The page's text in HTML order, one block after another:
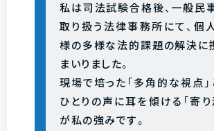
私は司法試験合格後、一般民
取り扱う法律事務所にて、個
様の多様な法的課題の解決に
まいりました。
現場で培った「多角的な視点」
ひとりの声に耳を傾ける「寄り
が私の強みです。